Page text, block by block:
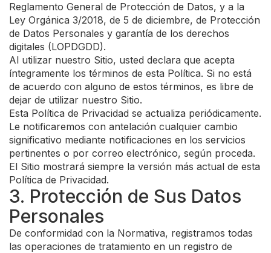
Reglamento General de Protección de Datos, y a la
Ley Orgánica 3/2018, de 5 de diciembre, de Protección
de Datos Personales y garantía de los derechos
digitales (LOPDGDD).
Al utilizar nuestro Sitio, usted declara que acepta
íntegramente los términos de esta Política. Si no está
de acuerdo con alguno de estos términos, es libre de
dejar de utilizar nuestro Sitio.
Esta Política de Privacidad se actualiza periódicamente.
Le notificaremos con antelación cualquier cambio
significativo mediante notificaciones en los servicios
pertinentes o por correo electrónico, según proceda.
El Sitio mostrará siempre la versión más actual de esta
Política de Privacidad.
3. Protección de Sus Datos
Personales
De conformidad con la Normativa, registramos todas
las operaciones de tratamiento en un registro de